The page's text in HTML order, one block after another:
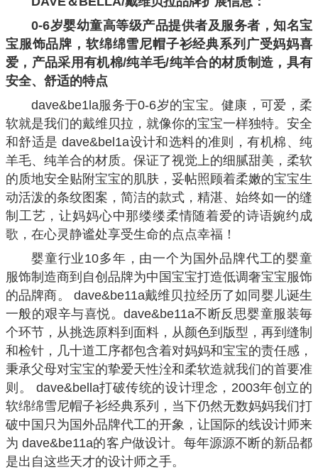
0-6岁婴幼童高等级产品提供者及服务者，知名宝
宝服饰品牌，软绵绵雪尼帽子衫经典系列广受妈妈喜
爱，产品采用有机棉/纯羊毛/纯羊合的材质制造，具有
安全、舒适的特点
dave&be1la服务于0-6岁的宝宝。健康，可爱，柔
软就是我们的戴维贝拉，就像你的宝宝一样独特。安全
和舒适是 dave&bel1a设计和选料的准则，有机棉、纯
羊毛、纯羊合的材质。保证了视觉上的细腻甜美，柔软
的质地安全贴附宝宝的肌肤，妥帖照顾着柔嫩的宝宝生
动活泼的条纹图案，简洁的款式，精湛、始终如一的缝
制工艺，让妈妈心中那缕缕柔情随着爱的诗语婉约成
歌，在心灵静谧处享受生命的点点幸福！
婴童行业10多年，由一个为国外品牌代工的婴童
服饰制造商到自创品牌为中国宝宝打造低调奢宝宝服饰
的品牌商。 dave&be11a戴维贝拉经历了如同婴儿诞生
一般的艰辛与喜悦。dave&be11a不断反思婴童服装毎
个环节，从挑选原料到面料，从颜色到版型，再到缝制
和检针，几十道工序都包含着对妈妈和宝宝的责任感，
秉承父母对宝宝的挚爱天性洤和柔软造就我们的首要准
则。 dave&bella打破传统的设计理念，2003年创立的
软绵绵雪尼帽子衫经典系列，当下仍然无数妈妈我们打
破中国只为国外品牌代工的开象，让国际的线设计师来
为 dave&be11a的客户做设计。每年源源不断的新品都
是出自这些天才的设计师之手。